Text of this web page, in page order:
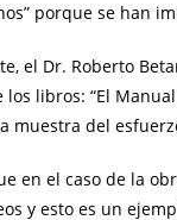
porque se han
el Dr. Roberto
los libros: “El
muestra del
en el caso de la
y esto es un